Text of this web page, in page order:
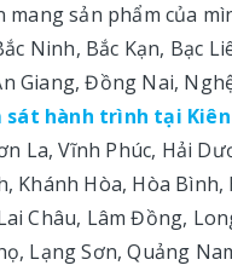
sản phẩm của
Ninh, Bắc Kạn, Bạc
Giang, Đồng Nai,
hành trình tại Kiên
La, Vĩnh Phúc, Hải
Khánh Hòa, Hòa
Châu, Lâm Đồng,
Lạng Sơn, Quảng